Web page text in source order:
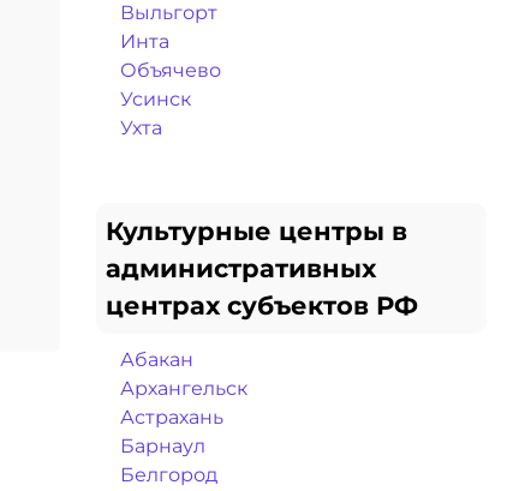
Выльгорт
Инта
Объячево
Усинск
Ухта
Культурные центры в
административных
центрах субъектов РФ
Абакан
Архангельск
Астрахань
Барнаул
Белгород